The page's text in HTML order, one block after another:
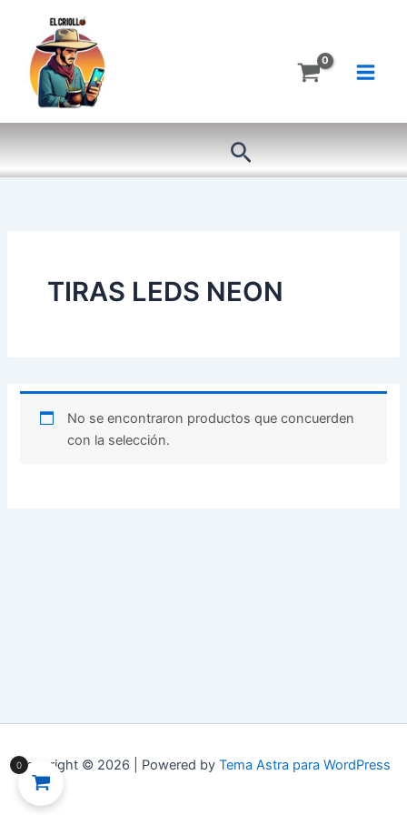
contenido
Buscar
TIRAS LEDS NEON
No se encontraron productos que concuerden
con la selección.
Copyright © 2026 | Powered by Tema Astra para WordPress
0